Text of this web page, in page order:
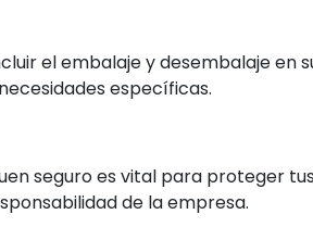
el embalaje y desembalaje en
específicas.
seguro es vital para proteger
de la empresa.